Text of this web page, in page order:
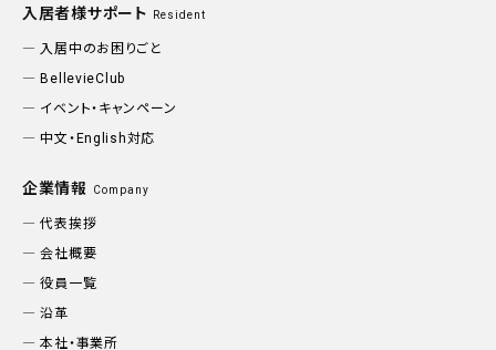
入居者様サポート Resident
入居中のお困りごと
BellevieClub
イベント・キャンペーン
中文・English対応
企業情報 Company
代表挨拶
会社概要
役員一覧
沿革
本社・事業所